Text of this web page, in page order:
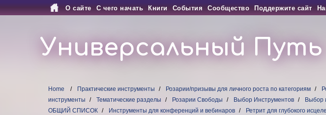
О сайте С чего начать Книги События Сообщество Поддержите сайт
Универсальный Путь
Home Практические инструменты Розарии/призывы для личного роста по категориям
инструменты
Тематические разделы Розарии Свободы Выбор Инструментов Выбор
ОБЩИЙ СПИСОК
Инструменты для конференций и вебинаров Ретрит для глубокого